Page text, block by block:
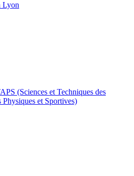
Lyon
(Sciences et Techniques des
Physiques et Sportives)